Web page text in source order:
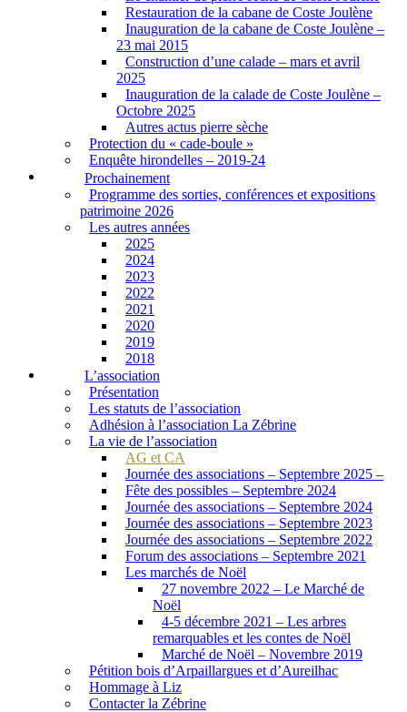
Restauration de la cabane de Coste Joulène
Inauguration de la cabane de Coste Joulène –
23 mai 2015
Construction d’une calade – mars et avril
2025
Inauguration de la calade de Coste Joulène –
Octobre 2025
Autres actus pierre sèche
Protection du « cade-boule »
Enquête hirondelles – 2019-24
Prochainement
Programme des sorties, conférences et expositions
patrimoine 2026
Les autres années
2025
2024
2023
2022
2021
2020
2019
2018
L’association
Présentation
Les statuts de l’association
Adhésion à l’association La Zébrine
La vie de l’association
AG et CA
Journée des associations – Septembre 2025 –
Fête des possibles – Septembre 2024
Journée des associations – Septembre 2024
Journée des associations – Septembre 2023
Journée des associations – Septembre 2022
Forum des associations – Septembre 2021
Les marchés de Noël
27 novembre 2022 – Le Marché de
Noël
4-5 décembre 2021 – Les arbres
remarquables et les contes de Noël
Marché de Noël – Novembre 2019
Pétition bois d’Arpaillargues et d’Aureilhac
Hommage à Liz
Contacter la Zébrine